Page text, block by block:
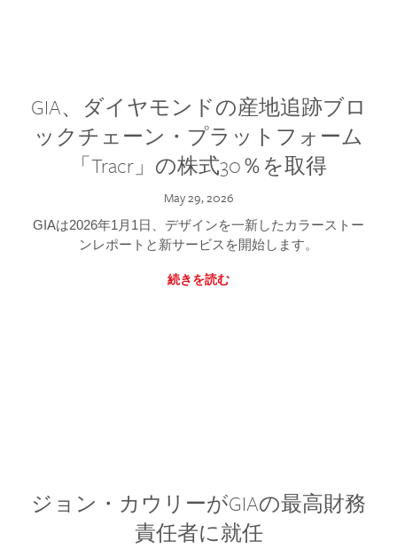
GIA、ダイヤモンドの産地追跡ブロ
ックチェーン・プラットフォーム
「Tracr」の株式30％を取得
May 29, 2026
GIAは2026年1月1日、デザインを一新したカラーストー
ンレポートと新サービスを開始します。
続きを読む
ジョン・カウリーがGIAの最高財務
責任者に就任